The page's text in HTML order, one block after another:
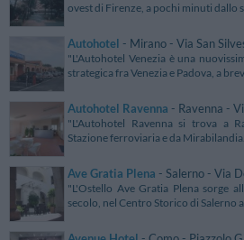
ovest di Firenze, a pochi minuti dallo
Autohotel - Mirano - Via San
"L'Autohotel Venezia è una
strategica fra Venezia e Padova, a
Autohotel Ravenna - Ravenna -
"L'Autohotel Ravenna si trova a
Stazione ferroviaria e da
Ave Gratia Plena - Salerno - Via
"L'Ostello Ave Gratia Plena sorge
secolo, nel Centro Storico di Salerno